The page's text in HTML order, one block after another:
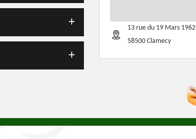
13 rue du 19 Mars 1962
58500 Clamecy